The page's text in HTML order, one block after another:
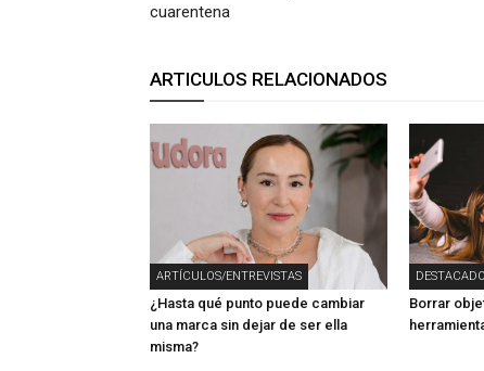
cuarentena
ARTICULOS RELACIONADOS
ARTÍCULOS/ENTREVISTAS
¿Hasta qué punto puede cambiar
una marca sin dejar de ser ella
misma?
Borrar